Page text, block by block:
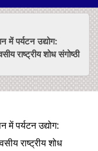
में पर्यटन उद्योग:
राष्ट्रीय शोध संगोष्ठी
में पर्यटन उद्योग:
राष्ट्रीय शोध